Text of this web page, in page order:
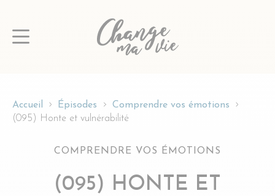
au
Accueil Épisodes
Comprendre vos émotions
(095) Honte et vulnérabilité
COMPRENDRE VOS ÉMOTIONS
(095) HONTE ET